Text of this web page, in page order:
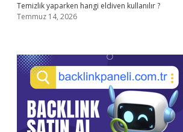
Temizlik yaparken hangi eldiven kullanılır ?
Temmuz 14, 2026